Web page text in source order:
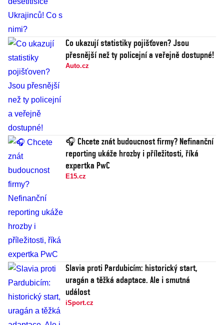
Co ukazují statistiky pojišťoven? Jsou
přesnější než ty policejní a veřejně dostupné!
Auto.cz
🎧 Chcete znát budoucnost firmy? Nefinanční
reporting ukáže hrozby i příležitosti, říká
expertka PwC
E15.cz
Slavia proti Pardubicím: historický start,
uragán a těžká adaptace. Ale i smutná
událost
iSport.cz